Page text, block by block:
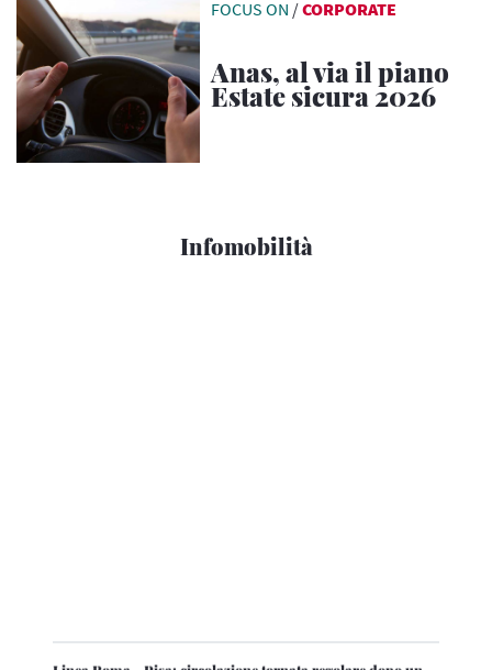
FOCUS ON /CORPORATE
Anas, al via il piano
Estate sicura 2026
Infomobilità